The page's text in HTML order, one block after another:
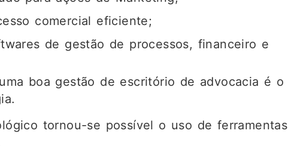
comercial eficiente;
de gestão de processos, financeiro e
boa gestão de escritório de advocacia é o
tornou-se possível o uso de ferramentas